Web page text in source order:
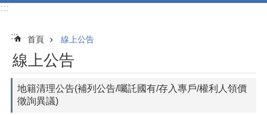
:::
::: 首頁 線上公告
線上公告
地籍清理公告(補列公告/囑託國有/存入專戶/權利人領價
徵詢異議)